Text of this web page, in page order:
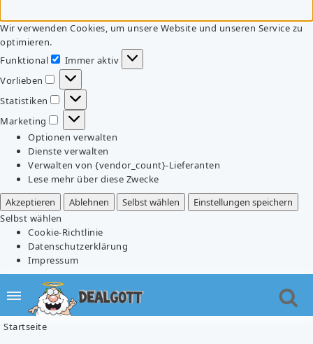
Wir verwenden Cookies, um unsere Website und unseren Service zu
optimieren.
Funktional
Funktional
Immer aktiv
Vorlieben
Vorlieben
Statistiken
Statistiken
Marketing
Marketing
Optionen verwalten
Dienste verwalten
Verwalten von {vendor_count}-Lieferanten
Lese mehr über diese Zwecke
Akzeptieren
Ablehnen Selbst wählen
Einstellungen speichern
Selbst wählen
Cookie-Richtlinie
Datenschutzerklärung
Impressum
Startseite